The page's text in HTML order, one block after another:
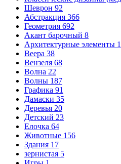
Шеврон 92
Абстракция 366
Геометрия 692
Акант барочный 8
Архитектурные элементы
Веера 38
Вензеля 68
Волна 22
Волны 187
Графика 91
Дамаски 35
Деревья 20
Детский 23
Елочка 64
Животные 156
Здания 17
зернистая 5